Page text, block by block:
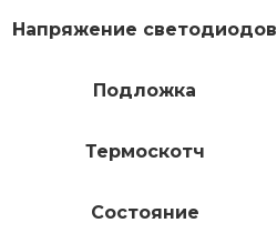
Напряжение светодиодов
Подложка
Термоскотч
Состояние